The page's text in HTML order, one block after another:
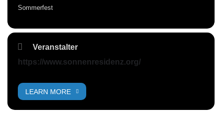
Sommerfest
Veranstalter
https://www.sonnenresidenz.org/
LEARN MORE